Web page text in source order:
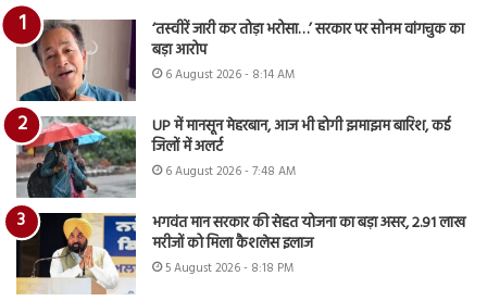
‘तस्वीरें जारी कर तोड़ा भरोसा…’ सरकार पर सोनम वांगचुक का
बड़ा आरोप
6 August 2026 - 8:14 AM
UP में मानसून मेहरबान, आज भी होगी झमाझम बारिश, कई
जिलों में अलर्ट
6 August 2026 - 7:48 AM
भगवंत मान सरकार की सेहत योजना का बड़ा असर, 2.91 लाख
मरीजों को मिला कैशलेस इलाज
5 August 2026 - 8:18 PM